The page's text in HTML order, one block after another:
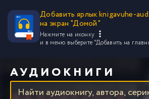
Добавить ярлык knigavuhe-
на экран "Домой"
Нажмите на иконку
и в меню выберите "Добавить на
АУДИОКНИГИ